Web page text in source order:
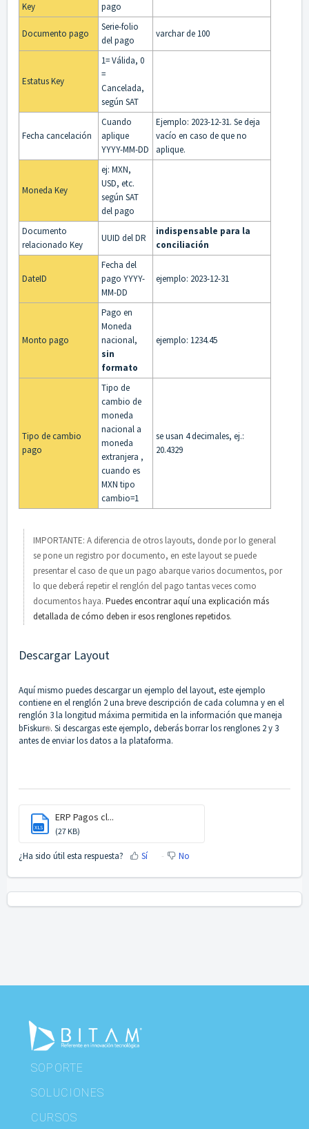
Key
pago
Documento pago
Serie-folio
del pago
varchar de 100
Estatus Key
1= Válida, 0
=
Cancelada,
según SAT
Fecha cancelación
Cuando
aplique
YYYY-MM-DD
Ejemplo: 2023-12-31. Se deja
vacío en caso de que no
aplique.
Moneda Key
ej: MXN,
USD, etc.
según SAT
del pago
Documento
relacionado Key
UUID del DR
indispensable para la
conciliación
DateID
Fecha del
pago YYYY-
MM-DD
ejemplo: 2023-12-31
Monto pago
Pago en
Moneda
nacional,
sin
formato
ejemplo: 1234.45
Tipo de cambio
pago
Tipo de
cambio de
moneda
nacional a
moneda
extranjera ,
cuando es
MXN tipo
cambio=1
se usan 4 decimales, ej.:
20.4329
IMPORTANTE: A diferencia de otros layouts, donde por lo general
se pone un registro por documento, en este layout se puede
presentar el caso de que un pago abarque varios documentos, por
lo que deberá repetir el renglón del pago tantas veces como
documentos haya. Puedes encontrar aquí una explicación más
detallada de cómo deben ir esos renglones repetidos.
Descargar Layout
Aquí mismo puedes descargar un ejemplo del layout, este ejemplo
contiene en el renglón 2 una breve descripción de cada columna y en el
renglón 3 la longitud máxima permitida en la información que maneja
bFiskur®︎. Si descargas este ejemplo, deberás borrar los renglones 2 y 3
antes de enviar los datos a la plataforma.
XLS
ERP Pagos cl...
(27 KB)
¿Ha sido útil esta respuesta? Sí No